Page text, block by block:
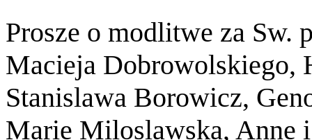
Prosze o modlitwe za Sw.
Macieja Dobrowolskiego,
Stanislawa Borowicz,
Marie Miloslawska, Anne